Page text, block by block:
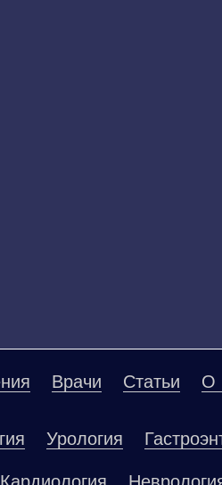
Врачи Статьи О
Урология